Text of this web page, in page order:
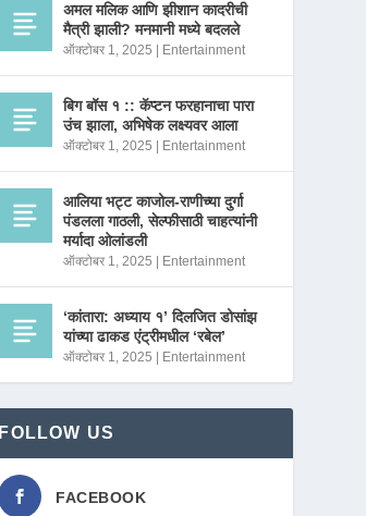
अमल मलिक आणि झीशान कादरीची
मैत्री झाली? मनमानी मध्ये बदलले
ऑक्टोबर 1, 2025 Entertainment
बिग बॉस १ :: कॅप्टन फरहानाचा पारा
उंच झाला, अभिषेक लक्ष्यवर आला
ऑक्टोबर 1, 2025 Entertainment
आलिया भट्ट काजोल-राणीच्या दुर्गा
पंडलला गाठली, सेल्फीसाठी चाहत्यांनी
मर्यादा ओलांडली
ऑक्टोबर 1, 2025 Entertainment
‘कांतारा: अध्याय १’ दिलजित डोसांझ
यांच्या ढाकड एंट्रीमधील ‘रबेल’
ऑक्टोबर 1, 2025 Entertainment
FOLLOW US
FACEBOOK